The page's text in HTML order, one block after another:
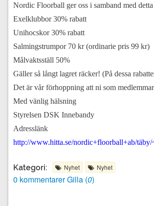
Nordic Floorball ger oss i samband med
Exelklubbor 30% rabatt
Unihocskor 30% rabatt
Salmingstrumpor 70 kr (ordinarie pris 99 kr)
Målvaktsställ 50%
Gäller så långt lagret räcker! (På dessa
Det är vår förhoppning att ni som
Med vänlig hälsning
Styrelsen DSK Innebandy
Adresslänk
http://www.hitta.se/nordic+floorball+ab/
Kategori: Nyhet Nyhet
0 kommentarerGilla (0)